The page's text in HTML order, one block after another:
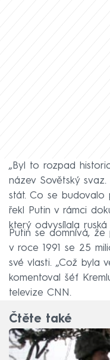
„Byl to rozpad
název Sovětský
stát. Co se budovalo
řekl Putin v rámci
který odvysílala ruská
Putin se domnívá,
v roce 1991 se 25
své vlasti. „Což byla
komentoval šéf
televize CNN.
Čtěte také